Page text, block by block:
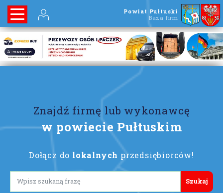
Powiat Pułtuski
Baza firm
Znajdź firmę lub wykonawcę
w powiecie Pułtuskim
Dołącz do lokalnych przedsiębiorców!
Lorem ipsum